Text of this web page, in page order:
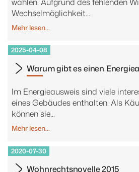
Wechselmöglichkeit...
Mehr lesen…
2025-04-08
Warum gibt es einen
Im Energieausweis sind viele
eines Gebäudes enthalten. Als
können sie...
Mehr lesen…
2020-07-30
Wohnrechtsnovelle 2015